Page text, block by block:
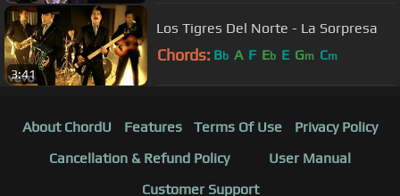
3:41
Los Tigres Del Norte - La Sorpresa
Chords: Bb A F Eb E Gm Cm
About ChordU Features Terms Of Use
Privacy Policy
Cancellation & Refund Policy
User Manual
Customer Support